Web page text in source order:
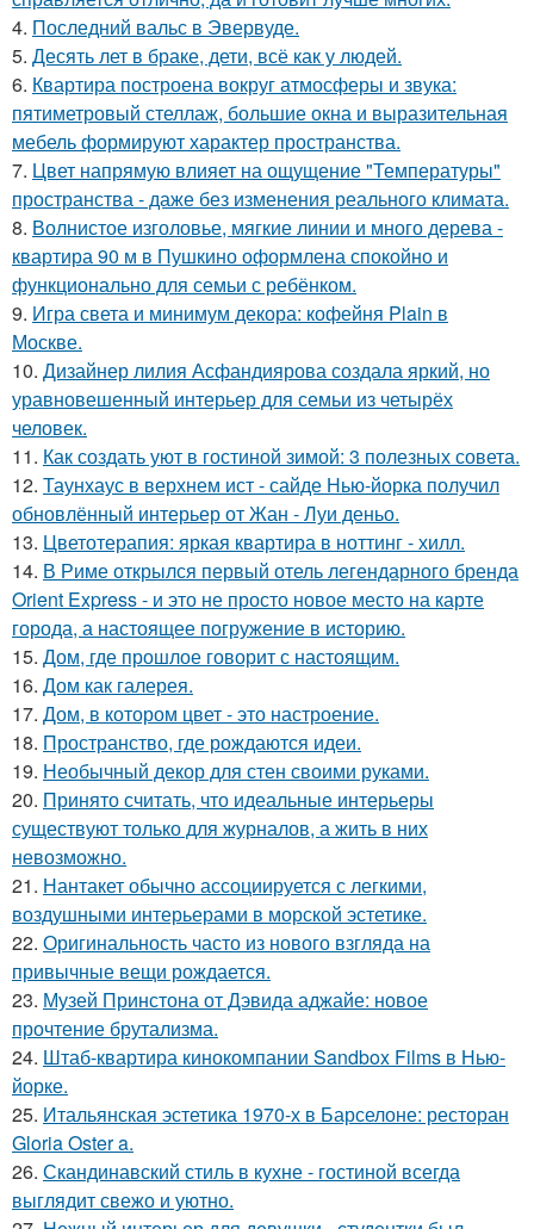
4. Последний вальс в Эвервуде.
5. Десять лет в браке, дети, всё как у людей.
6. Квартира построена вокруг атмосферы и звука:
пятиметровый стеллаж, большие окна и выразительная
мебель формируют характер пространства.
7. Цвет напрямую влияет на ощущение "Температуры"
пространства - даже без изменения реального климата.
8. Волнистое изголовье, мягкие линии и много дерева -
квартира 90 м в Пушкино оформлена спокойно и
функционально для семьи с ребёнком.
9. Игра света и минимум декора: кофейня Plain в
Москве.
10. Дизайнер лилия Асфандиярова создала яркий, но
уравновешенный интерьер для семьи из четырёх
человек.
11. Как создать уют в гостиной зимой: 3 полезных совета.
12. Таунхаус в верхнем ист - сайде Нью-йорка получил
обновлённый интерьер от Жан - Луи деньо.
13. Цветотерапия: яркая квартира в ноттинг - хилл.
14. В Риме открылся первый отель легендарного бренда
Orient Express - и это не просто новое место на карте
города, а настоящее погружение в историю.
15. Дом, где прошлое говорит с настоящим.
16. Дом как галерея.
17. Дом, в котором цвет - это настроение.
18. Пространство, где рождаются идеи.
19. Необычный декор для стен своими руками.
20. Принято считать, что идеальные интерьеры
существуют только для журналов, а жить в них
невозможно.
21. Нантакет обычно ассоциируется с легкими,
воздушными интерьерами в морской эстетике.
22. Оригинальность часто из нового взгляда на
привычные вещи рождается.
23. Музей Принстона от Дэвида аджайе: новое
прочтение брутализма.
24. Штаб-квартира кинокомпании Sandbox Films в Нью-
йорке.
25. Итальянская эстетика 1970-х в Барселоне: ресторан
Gloria Oster a.
26. Скандинавский стиль в кухне - гостиной всегда
выглядит свежо и уютно.